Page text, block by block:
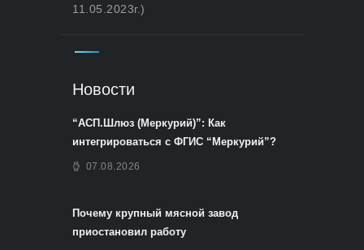
11.05.2023г.)
Новости
“АСП.Шлюз (Меркурий)”: Как
интегрироваться с ФГИС “Меркурий”?
07.08.2026
Почему крупный мясной завод
приостановил работу